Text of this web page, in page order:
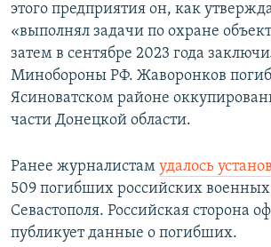
этого предприятия он, как
«выполнял задачи по охране
затем в сентябре 2023 года
Минобороны РФ. Жаворонков
Ясиноватском районе
части Донецкой области.
Ранее журналистам удалось
509 погибших российских
Севастополя. Российская сторона
публикует данные о погибших.